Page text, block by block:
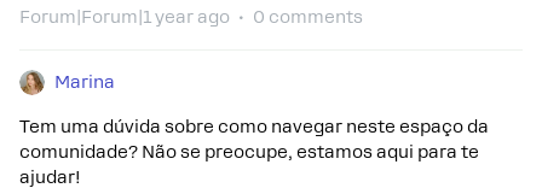
Forum|Forum|1 year ago 0 comments
Marina
Tem uma dúvida sobre como navegar neste espaço da
comunidade? Não se preocupe, estamos aqui para te
ajudar!